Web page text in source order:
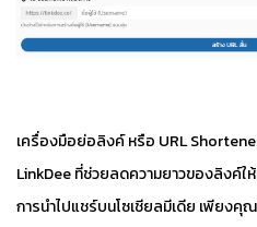
เครื่องมือย่อลิงค์ หรือ URL
LinkDee ที่ช่วยลดความยาวของลิงค์ใ
การนำไปแชร์บนโซเชียลมีเดีย เพียงคุ